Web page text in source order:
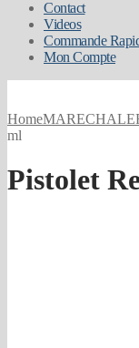
Contact
Videos
Commande
Mon Compte
Home
ml
Pistolet